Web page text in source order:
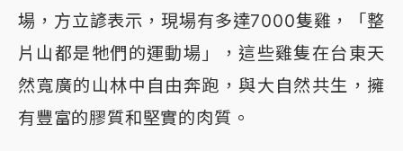
場，方立諺表示，現場有多達7000隻雞，「整
片山都是牠們的運動場」，這些雞隻在台東天
然寬廣的山林中自由奔跑，與大自然共生，擁
有豐富的膠質和堅實的肉質。